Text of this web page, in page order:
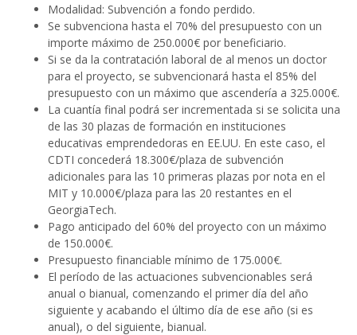
Modalidad: Subvención a fondo perdido.
Se subvenciona hasta el 70% del presupuesto con un
importe máximo de 250.000€ por beneficiario.
Si se da la contratación laboral de al menos un doctor
para el proyecto, se subvencionará hasta el 85% del
presupuesto con un máximo que ascendería a 325.000€.
La cuantía final podrá ser incrementada si se solicita una
de las 30 plazas de formación en instituciones
educativas emprendedoras en EE.UU. En este caso, el
CDTI concederá 18.300€/plaza de subvención
adicionales para las 10 primeras plazas por nota en el
MIT y 10.000€/plaza para las 20 restantes en el
GeorgiaTech.
Pago anticipado del 60% del proyecto con un máximo
de 150.000€.
Presupuesto financiable mínimo de 175.000€.
El período de las actuaciones subvencionables será
anual o bianual, comenzando el primer día del año
siguiente y acabando el último día de ese año (si es
anual), o del siguiente, bianual.